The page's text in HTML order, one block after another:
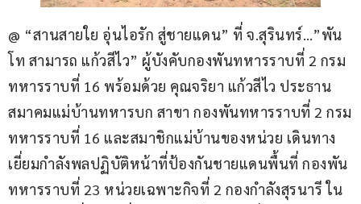
@ “สานสายใย อุ่นไอรัก สู่ชายแดน” ที่ จ.สุรินทร์…”พัน
โท สามารถ แก้วสีไว” ผู้บังคับกองพันทหารราบที่ 2 กรม
ทหารราบที่ 16 พร้อมด้วย คุณจริยา แก้วสีไว ประธาน
สมาคมแม่บ้านทหารบก สาขา กองพันทหารราบที่ 2 กรม
ทหารราบที่ 16 และสมาชิกแม่บ้านของหน่วย เดินทาง
เยี่ยมกำลังพลปฏิบัติหน้าที่ป้องกันชายแดนพื้นที่ กองพัน
ทหารราบที่ 23 หน่วยเฉพาะกิจที่ 2 กองกำลังสุรนารี ใน